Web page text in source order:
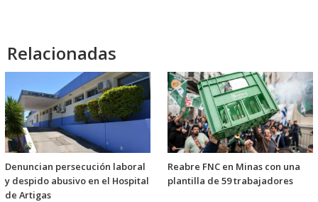
Relacionadas
Denuncian persecución laboral
y despido abusivo en el Hospital
de Artigas
Reabre FNC en Minas con una
plantilla de 59 trabajadores